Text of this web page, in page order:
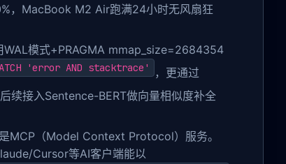
，MacBook M2 Air跑满24小时无风扇狂
WAL模式+PRAGMA mmap_size=2684354
'error AND stacktrace' ，更通过
续接入Sentence-BERT做向量相似度补全
MCP（Model Context Protocol）服务。
Cursor等AI客户端能以